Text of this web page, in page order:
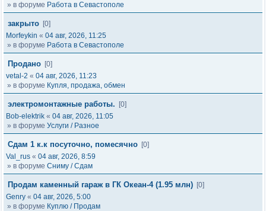
» в форуме Работа в Севастополе
закрыто [0]
Morfeykin « 04 авг, 2026, 11:25
» в форуме Работа в Севастополе
Продано [0]
vetal-2 « 04 авг, 2026, 11:23
» в форуме Купля, продажа, обмен
электромонтажные работы.
[0]
Bob-elektrik « 04 авг, 2026, 11:05
» в форуме Услуги / Разное
Сдам 1 к.к посуточно, помесячно [0]
Val_rus « 04 авг, 2026, 8:59
» в форуме Сниму / Сдам
Продам каменный гараж в ГК Океан-4 (1.95 млн) [0]
Genry « 04 авг, 2026, 5:00
» в форуме Куплю / Продам